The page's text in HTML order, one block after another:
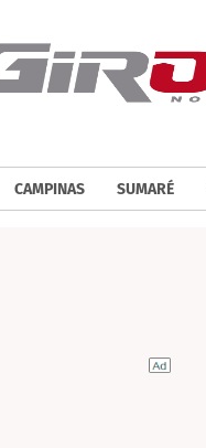
CAMPINAS SUMARÉ